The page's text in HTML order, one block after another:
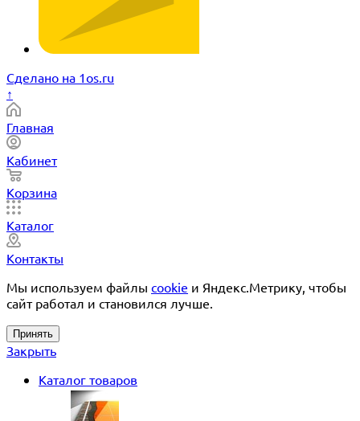
Сделано на 1os.ru
↑
Главная
Кабинет
Корзина
Каталог
Контакты
Мы используем файлы cookie и Яндекс.Метрику, чтобы
сайт работал и становился лучше.
Принять
Закрыть
Каталог товаров